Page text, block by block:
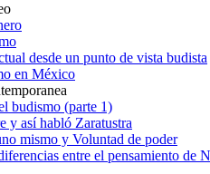
desde un punto de vista budista
en México
budismo (parte 1)
y así habló Zaratustra
mismo y Voluntad de poder
entre el pensamiento de